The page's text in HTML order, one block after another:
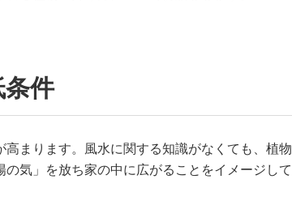
件
まります。風水に関する知識がなくても、植物
気」を放ち家の中に広がることをイメージして